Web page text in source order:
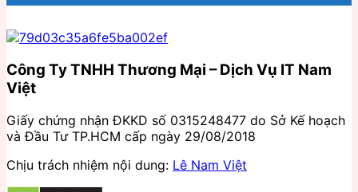
Công Ty TNHH Thương Mại – Dịch Vụ IT Nam
Việt
Giấy chứng nhận ĐKKD số 0315248477 do Sở Kế hoạch
và Đầu Tư TP.HCM cấp ngày 29/08/2018
Chịu trách nhiệm nội dung: Lê Nam Việt